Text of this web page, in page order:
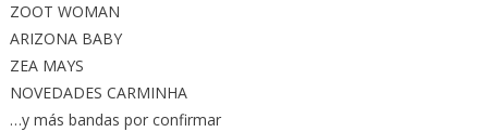
ZOOT WOMAN
ARIZONA BABY
ZEA MAYS
NOVEDADES CARMINHA
…y más bandas por confirmar